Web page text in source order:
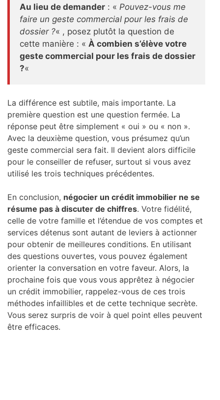
Au lieu de demander : « Pouvez-vous me
faire un geste commercial pour les frais de
dossier ?« , posez plutôt la question de
cette manière : « À combien s’élève votre
geste commercial pour les frais de dossier
?«
La différence est subtile, mais importante. La
première question est une question fermée. La
réponse peut être simplement « oui » ou « non ».
Avec la deuxième question, vous présumez qu’un
geste commercial sera fait. Il devient alors difficile
pour le conseiller de refuser, surtout si vous avez
utilisé les trois techniques précédentes.
En conclusion, négocier un crédit immobilier ne se
résume pas à discuter de chiffres. Votre fidélité,
celle de votre famille et l’étendue de vos comptes et
services détenus sont autant de leviers à actionner
pour obtenir de meilleures conditions. En utilisant
des questions ouvertes, vous pouvez également
orienter la conversation en votre faveur. Alors, la
prochaine fois que vous vous apprêtez à négocier
un crédit immobilier, rappelez-vous de ces trois
méthodes infaillibles et de cette technique secrète.
Vous serez surpris de voir à quel point elles peuvent
être efficaces.